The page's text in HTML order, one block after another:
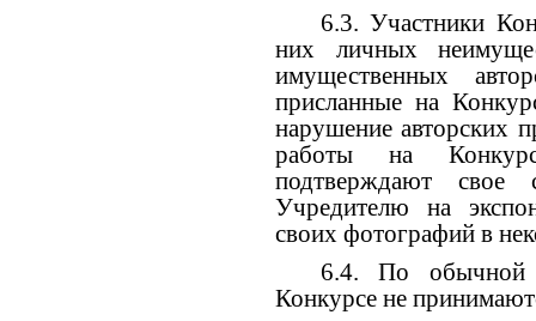
6.3. Участники
них личных
имущественных
присланные на
нарушение авторских
работы на
подтверждают свое
Учредителю на
своих фотографий в
6.4. По обычной
Конкурсе не